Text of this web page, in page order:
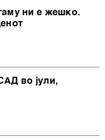
ни е жешко.
во јули,